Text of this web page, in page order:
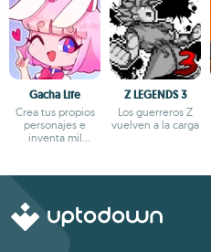
Gacha Life
Crea tus propios
personajes e
inventa mil
Z LEGENDS 3
Los guerreros Z
vuelven a la carga